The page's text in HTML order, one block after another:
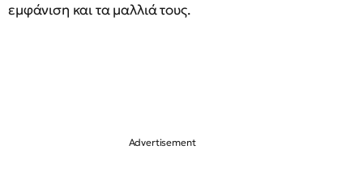
εμφάνιση και τα μαλλιά τους.